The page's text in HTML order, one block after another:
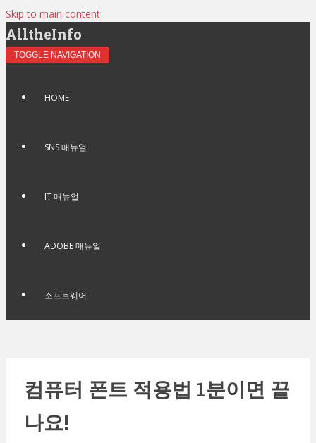
Skip to main content
AlltheInfo
TOGGLE NAVIGATION
HOME
SNS 매뉴얼
IT 매뉴얼
ADOBE 매뉴얼
소프트웨어
컴퓨터 폰트 적용법 1분이면 끝
나요!